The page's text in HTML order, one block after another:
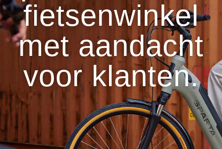
fietsenwinkel
met aandacht
voor klanten.